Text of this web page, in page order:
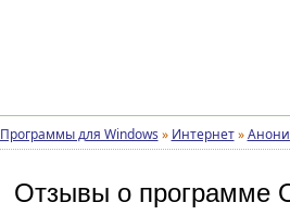
Программы для Windows » Интернет »
Отзывы о программе